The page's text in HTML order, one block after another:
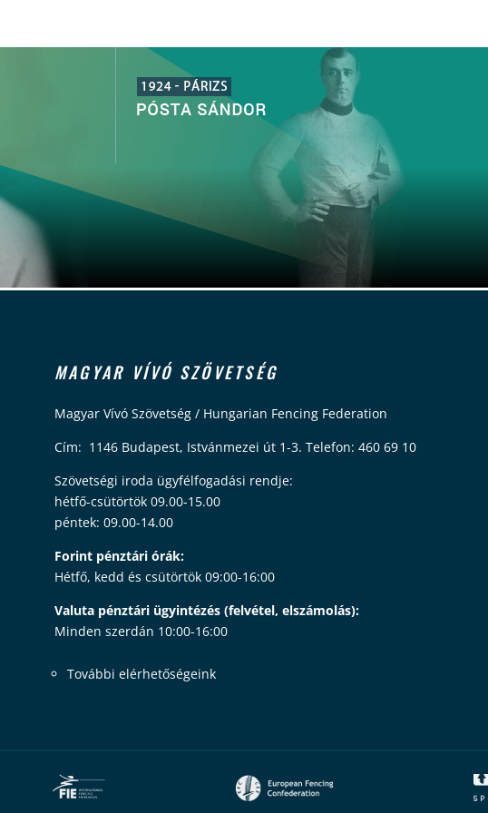
MAGYAR VÍVÓ SZÖVETSÉG
Magyar Vívó Szövetség / Hungarian Fencing Federation
Cím: 1146 Budapest, Istvánmezei út 1-3. Telefon: 460 69 10
Szövetségi iroda ügyfélfogadási rendje:
hétfő-csütörtök 09.00-15.00
péntek: 09.00-14.00
Forint pénztári órák:
Hétfő, kedd és csütörtök 09:00-16:00
Valuta pénztári ügyintézés (felvétel, elszámolás):
Minden szerdán 10:00-16:00
További elérhetőségeink